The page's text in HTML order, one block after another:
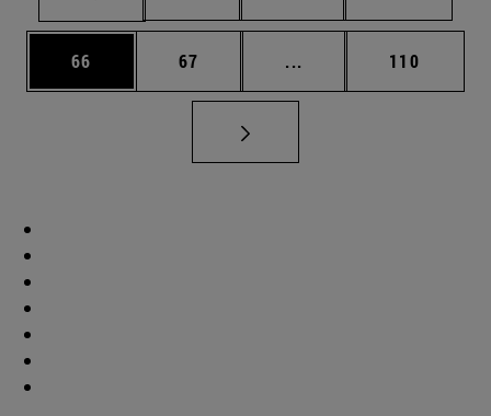
Página
66 Página
67 ... Páginas intermedias
Página
110